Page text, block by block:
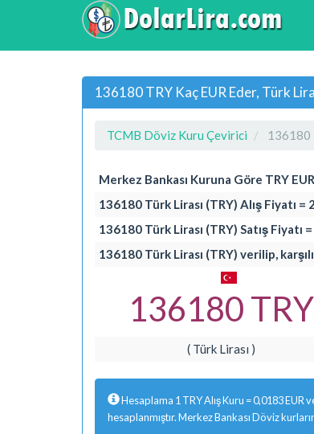
136180 TRY Kaç EUR Eder, Türk
TCMB Döviz Kuru Çevirici 136180
Merkez Bankası Kuruna Göre TRY
136180 Türk Lirası (TRY) Alış Fiyatı =
136180 Türk Lirası (TRY) Satış Fiyatı
136180 Türk Lirası (TRY) verilip,
136180 TRY
( Türk Lirası )
Hesaplama 1 TRY Alış Kuru = 0,0183 EUR
hesaplanmıştır. Merkez Bankası Döviz